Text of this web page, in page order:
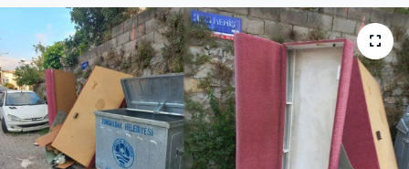
BİLİM VE TEKNOLOJİ
DUNYA
Düzce